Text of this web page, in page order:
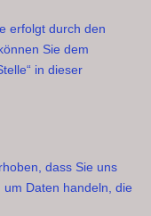
erfolgt durch den
Sie dem
in dieser
dass Sie uns
Daten handeln, die